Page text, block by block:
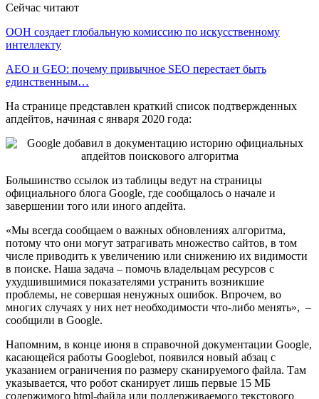
Сейчас читают
ООН создает глобальную комиссию по искусственному
интеллекту
AEO и GEO: почему привычное SEO перестает быть
единственным…
На странице представлен краткий список подтвержденных
апдейтов, начиная с января 2020 года:
Большинство ссылок из таблицы ведут на страницы
официального блога Google, где сообщалось о начале и
завершении того или иного апдейта.
«Мы всегда сообщаем о важных обновлениях алгоритма,
потому что они могут затрагивать множество сайтов, в том
числе приводить к увеличению или снижению их видимости
в поиске. Наша задача – помочь владельцам ресурсов с
ухудшившимися показателями устранить возникшие
проблемы, не совершая ненужных ошибок. Впрочем, во
многих случаях у них нет необходимости что-либо менять», –
сообщили в Google.
Напомним, в конце июня в справочной документации Google,
касающейся работы Googlebot, появился новый абзац с
указанием ограничения по размеру сканируемого файла. Там
указывается, что робот сканирует лишь первые 15 МБ
содержимого html-файла или поддерживаемого текстового